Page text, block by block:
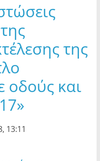
της
οδούς και
13:11